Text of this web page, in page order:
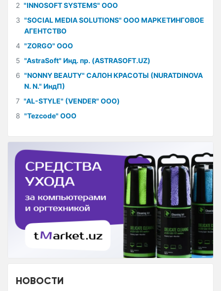
2 "INNOSOFT SYSTEMS" ООО
3 "SOCIAL MEDIA SOLUTIONS" ООО МАРКЕТИНГОВОЕ
АГЕНТСТВО
4 "ZORGO" ООО
5 "AstraSoft" Инд. пр. (ASTRASOFT.UZ)
6 "NONNY BEAUTY" САЛОН КРАСОТЫ (NURATDINOVA
N. N." ИндП)
7 "AL-STYLE" (VENDER" ООО)
8 "Tezcode" ООО
НОВОСТИ